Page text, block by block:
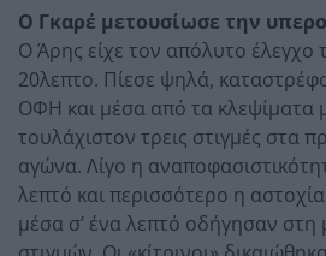
Ο Γκαρέ μετουσίωσε την
Ο Άρης είχε τον απόλυτο
20λεπτο. Πίεσε ψηλά,
ΟΦΗ και μέσα από τα κλεψίματα
τουλάχιστον τρεις στιγμές στα
αγώνα. Λίγο η
λεπτό και περισσότερο η
μέσα σ’ ένα λεπτό οδήγησαν στη